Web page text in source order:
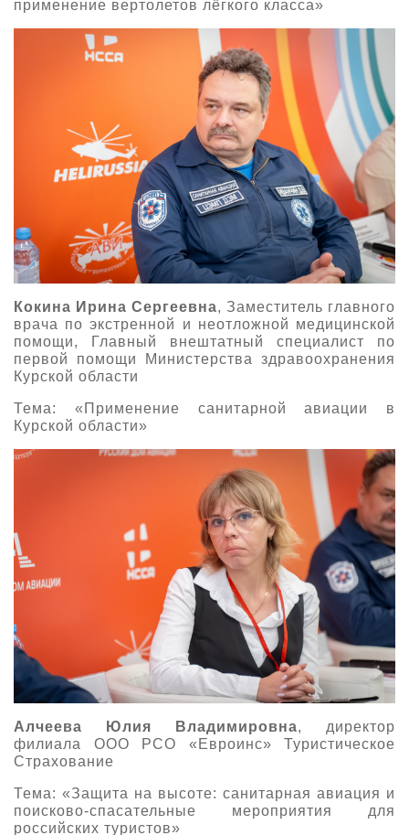
применение вертолетов лёгкого класса»
Кокина Ирина Сергеевна, Заместитель главного
врача по экстренной и неотложной медицинской
помощи, Главный внештатный специалист по
первой помощи Министерства здравоохранения
Курской области
Тема: «Применение санитарной авиации в
Курской области»
Алчеева Юлия Владимировна, директор
филиала ООО РСО «Евроинс» Туристическое
Страхование
Тема: «Защита на высоте: санитарная авиация и
поисково-спасательные мероприятия для
российских туристов»